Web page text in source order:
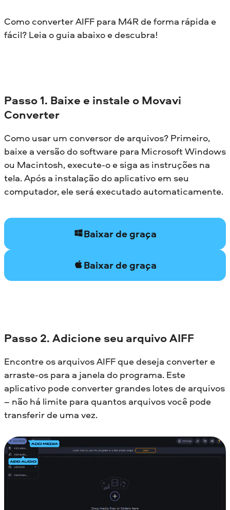
Como converter AIFF para M4R de forma rápida e
fácil? Leia o guia abaixo e descubra!
Passo 1. Baixe e instale o Movavi
Converter
Como usar um conversor de arquivos? Primeiro,
baixe a versão do software para Microsoft Windows
ou Macintosh, execute-o e siga as instruções na
tela. Após a instalação do aplicativo em seu
computador, ele será executado automaticamente.
Baixar de graça
Baixar de graça
Passo 2. Adicione seu arquivo AIFF
Encontre os arquivos AIFF que deseja converter e
arraste-os para a janela do programa. Este
aplicativo pode converter grandes lotes de arquivos
– não há limite para quantos arquivos você pode
transferir de uma vez.